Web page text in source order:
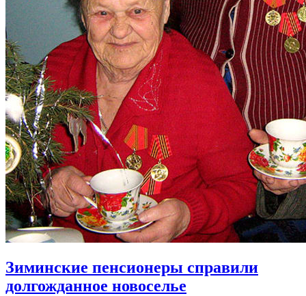
Зиминские пенсионеры справили
долгожданное новоселье